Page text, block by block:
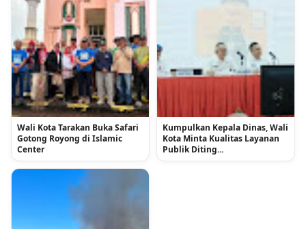
Wali Kota Tarakan Buka Safari
Gotong Royong di Islamic
Center
Kumpulkan Kepala Dinas, Wali
Kota Minta Kualitas Layanan
Publik Diting...